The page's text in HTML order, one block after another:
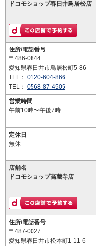
ドコモショップ春日井鳥居松店
住所/電話番号
〒486-0844
愛知県春日井市鳥居松町5-86
TEL： 0120-604-866
TEL： 0568-87-4505
営業時間
午前10時〜午後7時
定休日
無休
店舗名
ドコモショップ高蔵寺店
住所/電話番号
〒487-0027
愛知県春日井市松本町1-11-6